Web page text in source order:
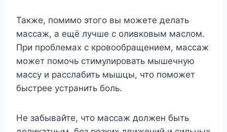
Также, помимо этого вы можете делать
массаж, а ещё лучше с оливковым маслом.
При проблемах с кровообращением, массаж
может помочь стимулировать мышечную
массу и расслабить мышцы, что поможет
быстрее устранить боль.
Не забывайте, что массаж должен быть